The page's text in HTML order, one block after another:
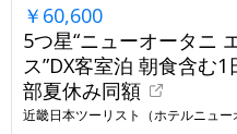
￥60,600
5つ星“ニューオータニ
ス”DX客室泊 朝食含む
部夏休み同額
近畿日本ツーリスト（ホテルニュー